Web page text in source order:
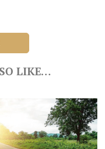
LIKE…